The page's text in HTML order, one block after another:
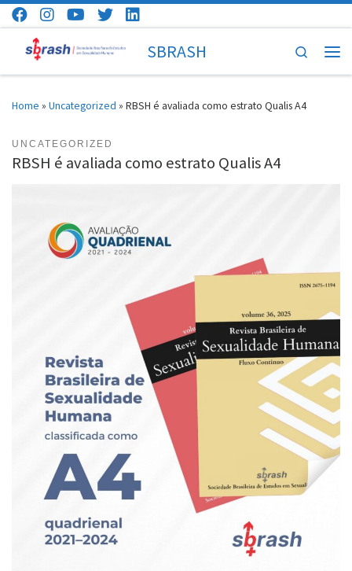
Skip to content
SBRASH
Search
Home » Uncategorized » RBSH é avaliada como estrato Qualis A4
UNCATEGORIZED
RBSH é avaliada como estrato Qualis A4